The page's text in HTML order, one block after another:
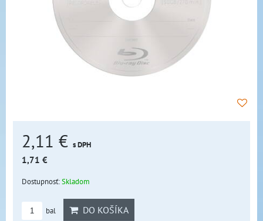
2,11 € s DPH
1,71 €
Dostupnosť:Skladom
bal DO KOŠÍKA